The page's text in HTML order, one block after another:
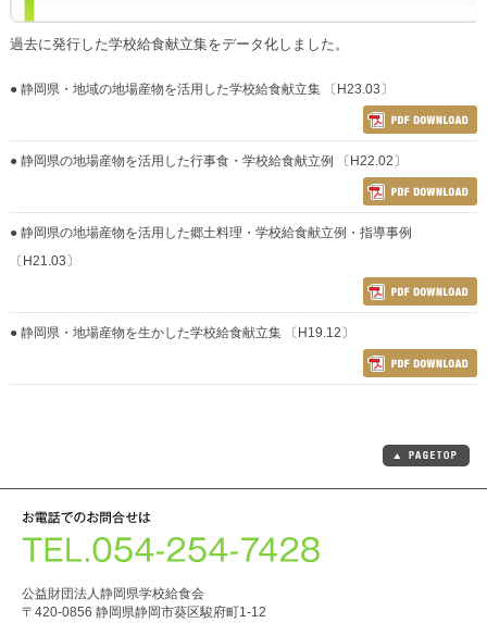
過去に発行した学校給食献立集をデータ化しました。
● 静岡県・地域の地場産物を活用した学校給食献立集 〔H23.03〕
● 静岡県の地場産物を活用した行事食・学校給食献立例 〔H22.02〕
● 静岡県の地場産物を活用した郷土料理・学校給食献立例・指導事例
〔H21.03〕
● 静岡県・地場産物を生かした学校給食献立集 〔H19.12〕
公益財団法人静岡県学校給食会
〒420-0856 静岡県静岡市葵区駿府町1-12